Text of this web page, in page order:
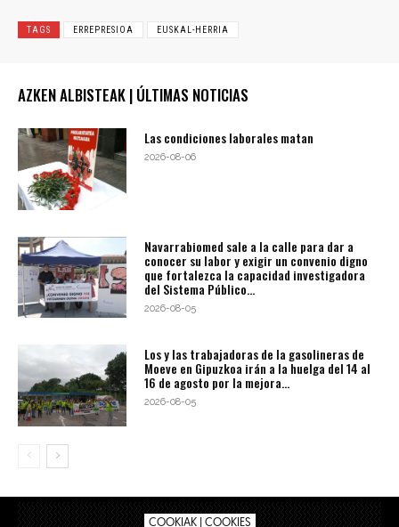
TAGS ERREPRESIOA EUSKAL-HERRIA
AZKEN ALBISTEAK | ÚLTIMAS NOTICIAS
Las condiciones laborales matan
2026-08-06
Navarrabiomed sale a la calle para dar a
conocer su labor y exigir un convenio digno
que fortalezca la capacidad investigadora
del Sistema Público...
2026-08-05
Los y las trabajadoras de la gasolineras de
Moeve en Gipuzkoa irán a la huelga del 14 al
16 de agosto por la mejora...
2026-08-05
COOKIAK | COOKIES